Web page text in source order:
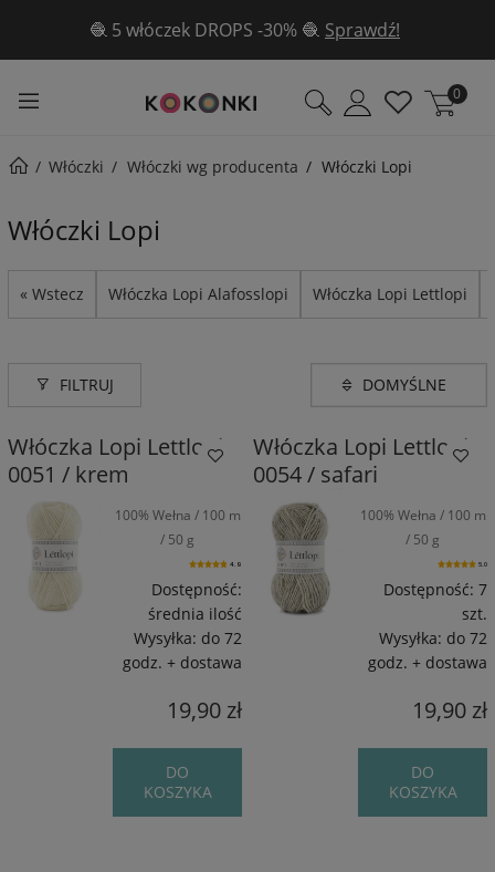
🧶 5 włóczek DROPS -30% 🧶 Sprawdź!
0
Włóczki Włóczki wg producenta Włóczki Lopi
Włóczki Lopi
« Wstecz Włóczka Lopi Alafosslopi Włóczka Lopi Lettlopi
FILTRUJ
Włóczka Lopi Lettlopi
0051 / krem
100% Wełna / 100 m
/ 50 g
4.9
Dostępność:
średnia ilość
Wysyłka: do 72
godz. + dostawa
19,90 zł
DO
KOSZYKA
Włóczka Lopi Lettlopi
0054 / safari
100% Wełna / 100 m
/ 50 g
5.0
Dostępność: 7
szt.
Wysyłka: do 72
godz. + dostawa
19,90 zł
DO
KOSZYKA